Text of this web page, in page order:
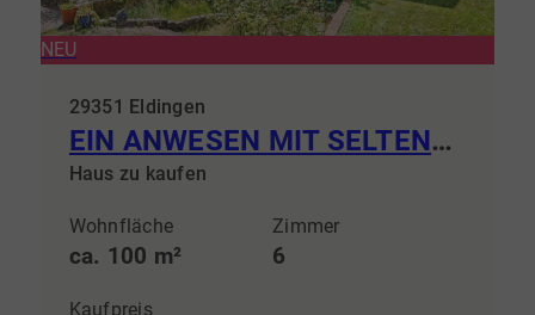
NEU
29351 Eldingen
EIN ANWESEN MIT SELTENHEITSWERT Großzügiges Wohnen zwischen Natur, Wasser und historischem Ambiente
Haus zu kaufen
Wohnfläche
ca. 100 m²
Zimmer
6
Kaufpreis